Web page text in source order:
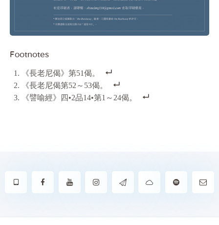
Footnotes
《長老尼偈》第51偈。
《長老尼偈第52～53偈。
《譬喻經》四•2品14•第1～24偈。